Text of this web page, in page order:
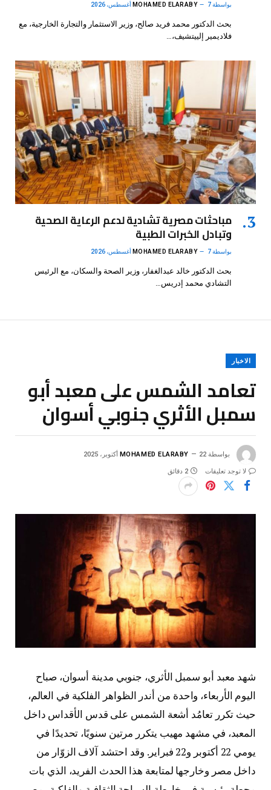
بواسطة MOHAMED ELARABY 7 أغسطس، 2026
بحث الدكتور محمد فريد صالح، وزير الاستثمار والتجارة الخارجية، مع
فلاديمير إلييتشيف،…
مباحثات مصرية تشادية لدعم الرعاية الصحية
وتبادل الخبرات الطبية
بواسطة MOHAMED ELARABY 7 أغسطس، 2026
بحث الدكتور خالد عبدالغفار، وزير الصحة والسكان، مع الرئيس
التشادي محمد إدريس…
الاخبار
تعامد الشمس على معبد أبو
سمبل الأثري جنوبي أسوان
بواسطة MOHAMED ELARABY 22 أكتوبر، 2025
لا توجد تعليقات 2 دقائق
شهد معبد أبو سمبل الأثري، جنوبي مدينة أسوان، صباح
اليوم الأربعاء، واحدة من أندر الظواهر الفلكية في العالم،
حيث تكرر تعامُد أشعة الشمس على قدس الأقداس داخل
المعبد، في مشهد مهيب يتكرر مرتين سنويًا، تحديدًا في
يومي 22 أكتوبر و22 فبراير. وقد احتشد آلاف الزوّار من
داخل مصر وخارجها لمتابعة هذا الحدث الفريد، الذي بات